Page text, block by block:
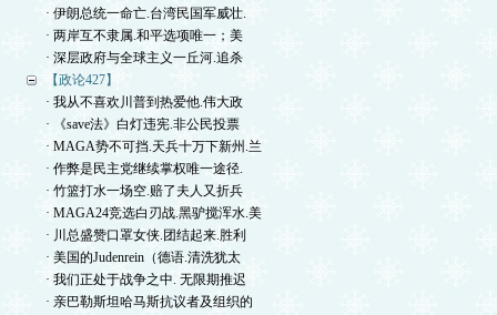
· 伊朗总统一命亡.台湾民国军威壮.
· 两岸互不隶属.和平选项唯一；美
· 深层政府与全球主义一丘河.追杀
【政论427】
· 我从不喜欢川普到热爱他.伟大政
· 《save法》白灯违宪.非公民投票
· MAGA势不可挡.天兵十万下新州.兰
· 作弊是民主党继续掌权唯一途径.
· 竹篮打水一场空.赔了夫人又折兵
· MAGA24竞选白刃战.黑驴搅浑水.美
· 川总盛赞口罩女侠.团结起来.胜利
· 美国的Judenrein（德语.清洗犹太
· 我们正处于战争之中. 无限期推迟
· 亲巴勒斯坦哈马斯抗议者及组织的